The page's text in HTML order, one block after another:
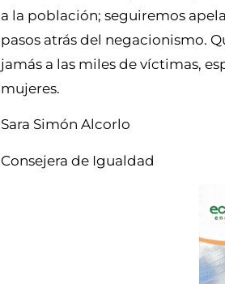
a la población; seguiremos
pasos atrás del negacionismo.
jamás a las miles de víctimas,
mujeres.
Sara Simón Alcorlo
Consejera de Igualdad